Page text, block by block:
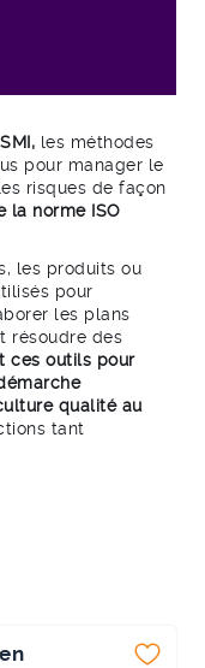
les méthodes
pour manager le
risques de façon
la norme ISO
les produits ou
pour
les plans
résoudre des
ces outils pour
qualité au
tant